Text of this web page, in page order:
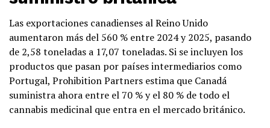
Las exportaciones canadienses al Reino Unido
aumentaron más del 560 % entre 2024 y 2025, pasando
de 2,58 toneladas a 17,07 toneladas. Si se incluyen los
productos que pasan por países intermediarios como
Portugal, Prohibition Partners estima que Canadá
suministra ahora entre el 70 % y el 80 % de todo el
cannabis medicinal que entra en el mercado británico.